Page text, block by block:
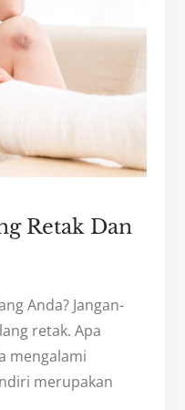
Retak Dan
Anda? Jangan-
retak. Apa
mengalami
merupakan